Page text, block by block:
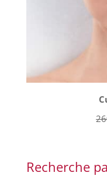
Recherche